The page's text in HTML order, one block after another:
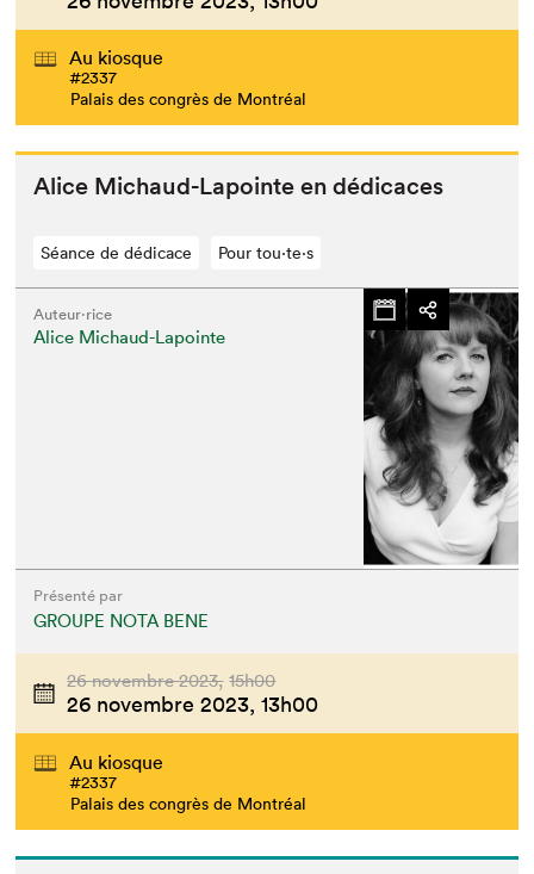
Au kiosque
#2337
Palais des congrès de Montréal
Alice Michaud-Lapointe en dédicaces
Séance de dédicace Pour tou⋅te⋅s
Auteur·rice
Alice Michaud-Lapointe
Présenté par
GROUPE NOTA BENE
26 novembre 2023, 15h00
26 novembre 2023, 13h00
Au kiosque
#2337
Palais des congrès de Montréal